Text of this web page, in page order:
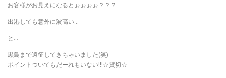
お客様がお見えになるとぉぉぉぉ？？？
出港しても意外に波高い…
と…
黒島まで遠征してきちゃいました(笑)
ポイントついてもだーれもいない!!!☆貸切☆